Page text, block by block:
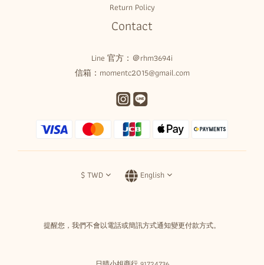
Return Policy
Contact
Line 官方： ＠rhm3694i
信箱：momentc2015@gmail.com
$ TWD English
提醒您，我們不會以電話或簡訊方式通知變更付款方式。